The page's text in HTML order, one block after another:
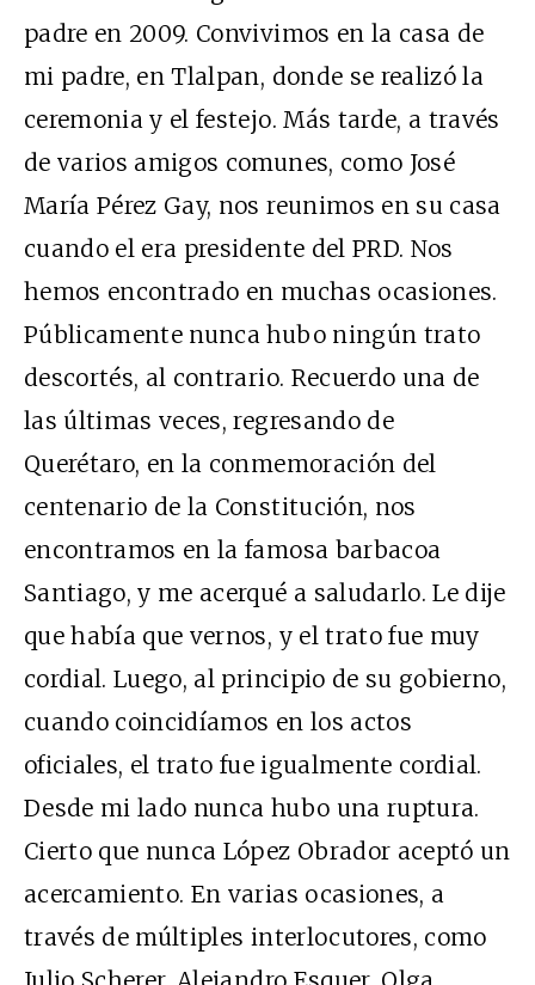
padre en 2009. Convivimos en la casa de
mi padre, en Tlalpan, donde se realizó la
ceremonia y el festejo. Más tarde, a través
de varios amigos comunes, como José
María Pérez Gay, nos reunimos en su casa
cuando el era presidente del PRD. Nos
hemos encontrado en muchas ocasiones.
Públicamente nunca hubo ningún trato
descortés, al contrario. Recuerdo una de
las últimas veces, regresando de
Querétaro, en la conmemoración del
centenario de la Constitución, nos
encontramos en la famosa barbacoa
Santiago, y me acerqué a saludarlo. Le dije
que había que vernos, y el trato fue muy
cordial. Luego, al principio de su gobierno,
cuando coincidíamos en los actos
oficiales, el trato fue igualmente cordial.
Desde mi lado nunca hubo una ruptura.
Cierto que nunca López Obrador aceptó un
acercamiento. En varias ocasiones, a
través de múltiples interlocutores, como